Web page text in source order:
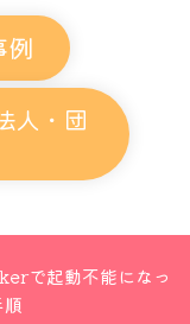
例
人・団
で起動不能になっ